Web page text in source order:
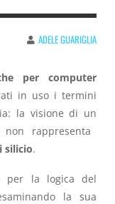
ADELE GUARIGLIA
per computer
in uso i termini
la visione di un
rappresenta
silicio.
per la logica del
la sua